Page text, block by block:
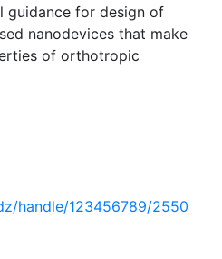
guidance for design of
nanodevices that make
of orthotropic
handle/123456789/2550